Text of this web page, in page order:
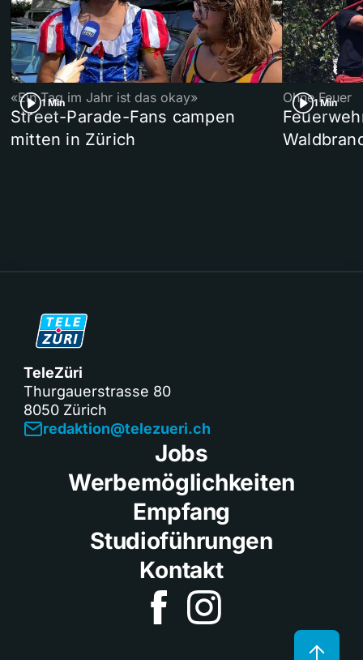
1 Min
«Ein Tag im Jahr ist das okay»
Street-Parade-Fans campen
mitten in Zürich
1 Min
Ohne Feuer
TeleZüri
Thurgauerstrasse 80
8050 Zürich
redaktion@telezueri.ch
Jobs
Werbemöglichkeiten
Empfang
Studioführungen
Kontakt